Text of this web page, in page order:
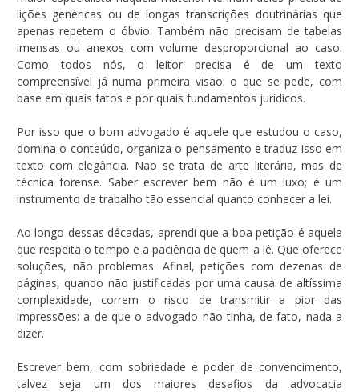
lições genéricas ou de longas transcrições doutrinárias que
apenas repetem o óbvio. Também não precisam de tabelas
imensas ou anexos com volume desproporcional ao caso.
Como todos nós, o leitor precisa é de um texto
compreensível já numa primeira visão: o que se pede, com
base em quais fatos e por quais fundamentos jurídicos.
Por isso que o bom advogado é aquele que estudou o caso,
domina o conteúdo, organiza o pensamento e traduz isso em
texto com elegância. Não se trata de arte literária, mas de
técnica forense. Saber escrever bem não é um luxo; é um
instrumento de trabalho tão essencial quanto conhecer a lei.
Ao longo dessas décadas, aprendi que a boa petição é aquela
que respeita o tempo e a paciência de quem a lê. Que oferece
soluções, não problemas. Afinal, petições com dezenas de
páginas, quando não justificadas por uma causa de altíssima
complexidade, correm o risco de transmitir a pior das
impressões: a de que o advogado não tinha, de fato, nada a
dizer.
Escrever bem, com sobriedade e poder de convencimento,
talvez seja um dos maiores desafios da advocacia